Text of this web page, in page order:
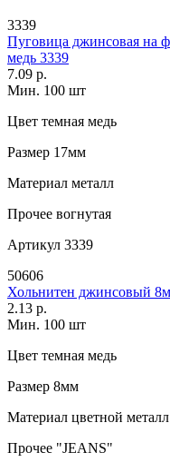
3339
Пуговица джинсовая на
медь 3339
7.09 р.
Мин. 100 шт
Цвет темная медь
Размер 17мм
Материал металл
Прочее вогнутая
Артикул 3339
50606
Хольнитен джинсовый
2.13 р.
Мин. 100 шт
Цвет темная медь
Размер 8мм
Материал цветной металл
Прочее "JEANS"